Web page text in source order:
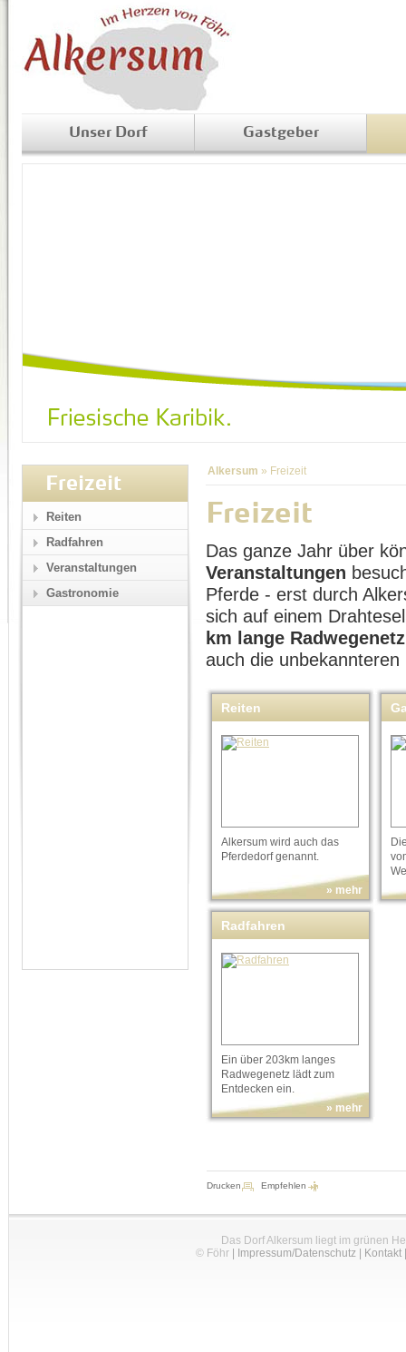
Unser Dorf Gastgeber
Alkersum » Freizeit
Freizeit
Das ganze Jahr über
Veranstaltungen
Pferde - erst durch
sich auf einem
km lange
auch die
Reiten
Alkersum wird auch das
Pferdedorf genannt.
» mehr
Radfahren
Ein über 203km langes
Radwegenetz lädt zum
Entdecken ein.
» mehr
Freizeit
Reiten
Radfahren
Veranstaltungen
Gastronomie
Drucken Empfehlen
Das Dorf Alkersum liegt im grünen
© Föhr| Impressum/Datenschutz| Kontakt